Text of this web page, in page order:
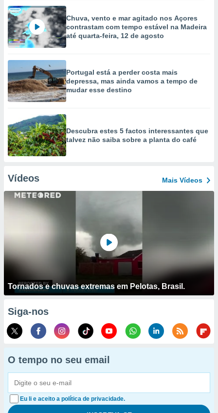
Chuva, vento e mar agitado nos Açores
contrastam com tempo estável na Madeira
até quarta-feira, 12 de agosto
Portugal está a perder costa mais
depressa, mas ainda vamos a tempo de
mudar esse destino
Descubra estes 5 factos interessantes que
talvez não saiba sobre a planta do café
Vídeos Mais Vídeos
Tornados e chuvas extremas em Pelotas, Brasil.
Siga-nos
O tempo no seu email
Eu li e aceito a política de privacidade.